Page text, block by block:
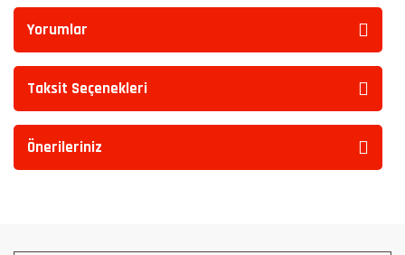
Yorumlar
Taksit Seçenekleri
Önerileriniz